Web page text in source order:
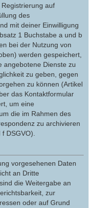
auf
des
mit deiner Einwilligung
1 Buchstabe a und b
bei der Nutzung von
werden gespeichert,
angebotene Dienste zu
zu geben, gegen
zu können (Artikel
das Kontaktformular
um eine
die im Rahmen des
zu archivieren
DSGVO).
vorgesehenen Daten
an Dritte
die Weitergabe an
zur
oder auf Grund